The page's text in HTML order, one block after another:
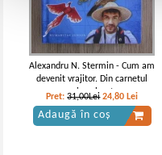
Alexandru N. Stermin - Cum am
devenit vrajitor. Din carnetul
unui explorator
Pret:31,00Lei 24,80 Lei
Adaugă în coș